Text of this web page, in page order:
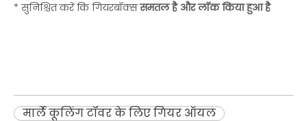
* सुनिश्चित करें कि गियरबॉक्ससमतल है और लॉक किया हुआ है
मार्ले कूलिंग टॉवर के लिए गियर ऑयल